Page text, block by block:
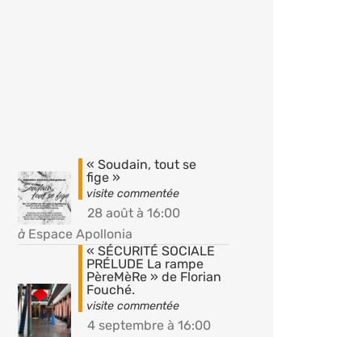
« Soudain, tout se
fige »
28 août à 16:00
à Espace Apollonia
« SÉCURITÉ SOCIALE
PRÉLUDE La rampe
PèreMèRe » de Florian
Fouché.
4 septembre à 16:00